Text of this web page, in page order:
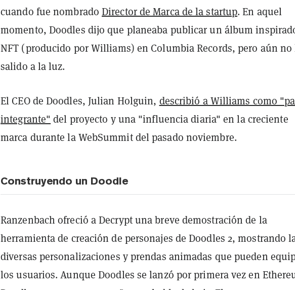
cuando fue nombradoDirector de Marca de la startup. En aquel
momento, Doodles dijo que planeaba publicar un álbum
NFT (producido por Williams) en Columbia Records, pero aún no
salido a la luz.
El CEO de Doodles, Julian Holguin, describió a Williams como
integrante" del proyecto y una "influencia diaria" en la creciente
marca durante la WebSummit del pasado noviembre.
Construyendo un Doodle
Ranzenbach ofreció a Decrypt una breve demostración de la
herramienta de creación de personajes de Doodles 2, mostrando
diversas personalizaciones y prendas animadas que pueden
los usuarios. Aunque Doodles se lanzó por primera vez en